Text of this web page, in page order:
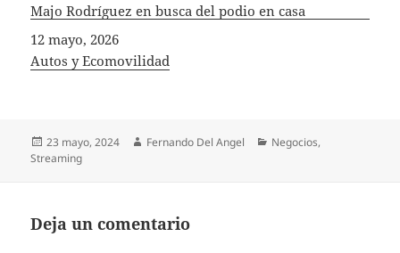
Majo Rodríguez en busca del podio en casa
Fecha
12 mayo, 2026
In relation to
Autos y Ecomovilidad
Publicado
el
23 mayo, 2024 Autor
Fernando Del Angel Categorías
Negocios,
Streaming
Deja un comentario